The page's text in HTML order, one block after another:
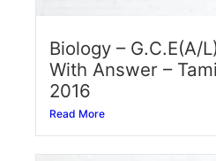
Biology – G.C.E(A/
With Answer –
2016
Read More